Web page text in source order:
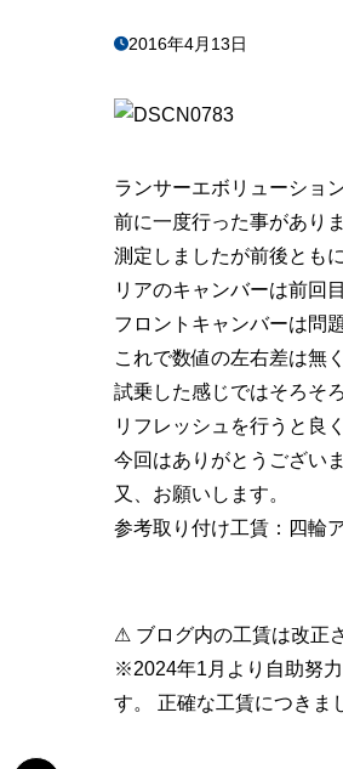
2016年4月13日
ランサーエボリューショ
前に一度行った事があり
測定しましたが前後とも
リアのキャンバーは前回
フロントキャンバーは問
これで数値の左右差は無
試乗した感じではそろそ
リフレッシュを行うと良
今回はありがとうございま
又、お願いします。
参考取り付け工賃：四輪
⚠ ブログ内の工賃は改正
※2024年1月より自助努
す。 正確な工賃につきま